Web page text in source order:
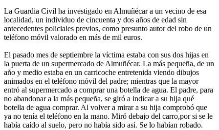
La Guardia Civil ha investigado en Almuñécar a un vecino de esa
localidad, un individuo de cincuenta y dos años de edad sin
antecedentes policiales previos, como presunto autor del robo de un
teléfono móvil valorado en más de mil euros.
El pasado mes de septiembre la víctima estaba con sus dos hijas en
la puerta de un supermercado de Almuñécar. La más pequeña, de un
año y medio estaba en un carricoche entretenida viendo dibujos
animados en el teléfono móvil del padre; mientras que la mayor
entró al supermercado a comprar una botella de agua. El padre, para
no abandonar a la más pequeña, se giró a indicar a su hija qué
botella de agua comprar. Al volver a mirar a su hija comprobó que
ya no tenía el teléfono en la mano. Miró debajo del carro,por si se le
había caído al suelo, pero no había sido así. Se lo habían robado.